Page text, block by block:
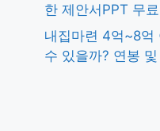
한 제안서PPT 무
내집마련 4억~8억
수 있을까? 연봉